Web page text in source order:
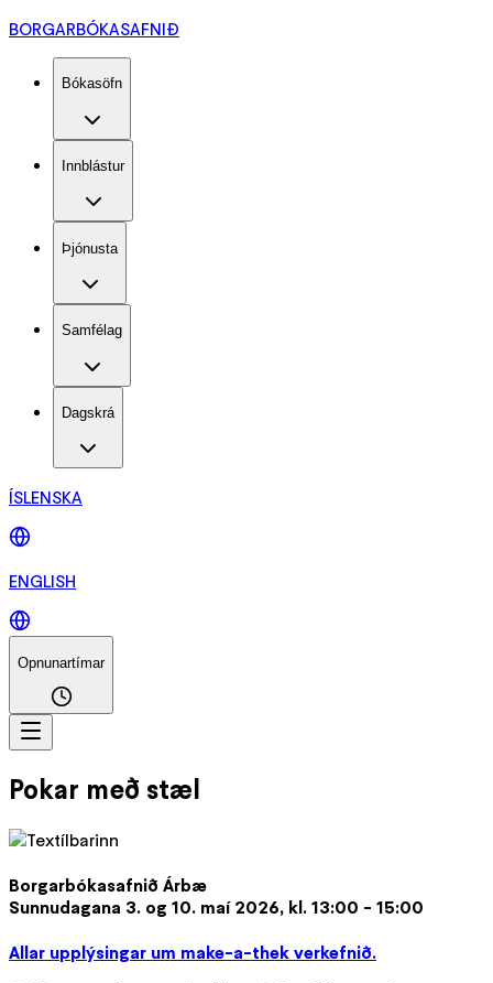
BORGARBÓKASAFNIÐ
Bókasöfn
Innblástur
Þjónusta
Samfélag
Dagskrá
ÍSLENSKA
ENGLISH
Opnunartímar
Pokar með stæl
Borgarbókasafnið Árbæ
Sunnudagana 3. og 10. maí 2026, kl. 13:00 - 15:00
Allar upplýsingar um make-a-thek verkefnið.